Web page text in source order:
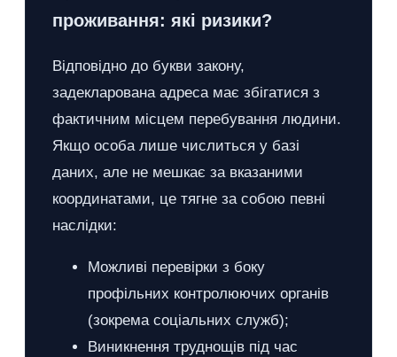
проживання: які ризики?
Відповідно до букви закону,
задекларована адреса має збігатися з
фактичним місцем перебування людини.
Якщо особа лише числиться у базі
даних, але не мешкає за вказаними
координатами, це тягне за собою певні
наслідки:
Можливі перевірки з боку
профільних контролюючих органів
(зокрема соціальних служб);
Виникнення труднощів під час